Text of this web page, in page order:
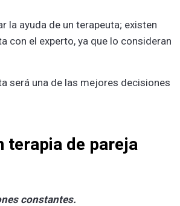
la ayuda de un terapeuta; existen
con el experto, ya que lo consideran
será una de las mejores decisiones
de pareja
constantes.